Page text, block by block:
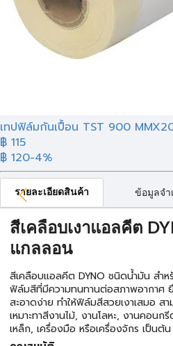
เทปฟิล์มกันเปื้อน TST 900
฿ 115
฿ 120-4%
รายละเอียดสินค้า ข้อมูลจำ
สีเคลือบเงาแอลคีต
แกลลอน
สีเคลือบแอลคีต DYNO ชนิดน้ำมัน สำ
ฟิล์มสีที่มีความทนทานต่อสภาพอากาศ ยึ
สะอาดง่าย ทำให้ฟิล์มสีสวยเงาเสมอ ส
เหมาะทาสีงานไม้, งานโลหะ, งานคอน
เหล็ก, เครื่องมือ หรือเครื่องจักร เป็นต้น